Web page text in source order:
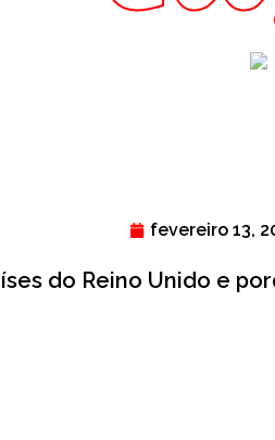
fevereiro 13,
do Reino Unido e